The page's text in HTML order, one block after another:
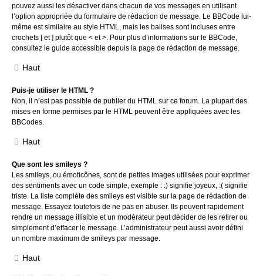
pouvez aussi les désactiver dans chacun de vos messages en utilisant
l’option appropriée du formulaire de rédaction de message. Le BBCode lui-
même est similaire au style HTML, mais les balises sont incluses entre
crochets [ et ] plutôt que < et >. Pour plus d’informations sur le BBCode,
consultez le guide accessible depuis la page de rédaction de message.
Haut
Puis-je utiliser le HTML ?
Non, il n’est pas possible de publier du HTML sur ce forum. La plupart des
mises en forme permises par le HTML peuvent être appliquées avec les
BBCodes.
Haut
Que sont les smileys ?
Les smileys, ou émoticônes, sont de petites images utilisées pour exprimer
des sentiments avec un code simple, exemple : :) signifie joyeux, :( signifie
triste. La liste complète des smileys est visible sur la page de rédaction de
message. Essayez toutefois de ne pas en abuser. Ils peuvent rapidement
rendre un message illisible et un modérateur peut décider de les retirer ou
simplement d’effacer le message. L’administrateur peut aussi avoir défini
un nombre maximum de smileys par message.
Haut